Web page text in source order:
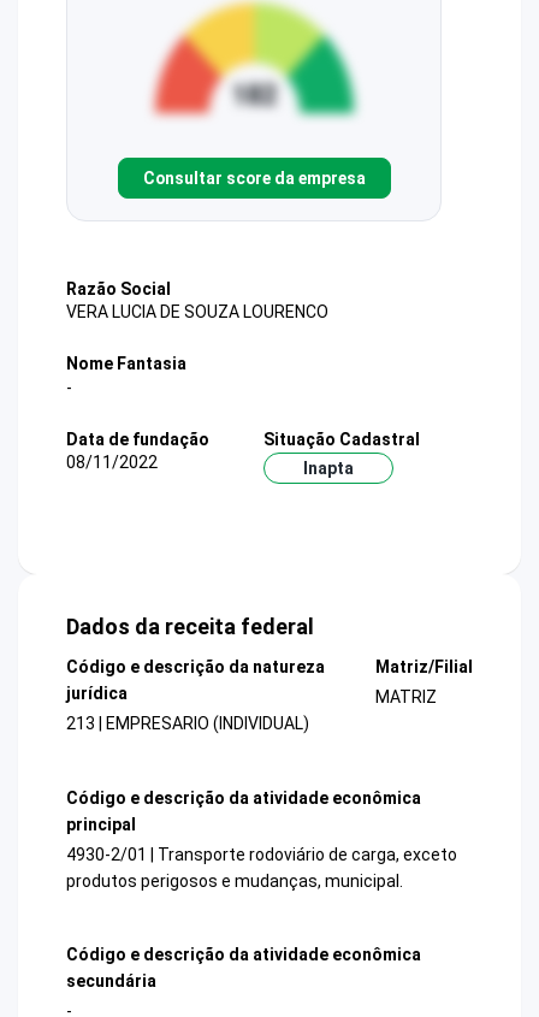
Consultar score da empresa
Razão Social
VERA LUCIA DE SOUZA LOURENCO
Nome Fantasia
-
Data de fundação
08/11/2022
Situação Cadastral
Inapta
Dados da receita federal
Código e descrição da natureza
jurídica
213 | EMPRESARIO (INDIVIDUAL)
Matriz/Filial
MATRIZ
Código e descrição da atividade econômica
principal
4930-2/01 | Transporte rodoviário de carga, exceto
produtos perigosos e mudanças, municipal.
Código e descrição da atividade econômica
secundária
-